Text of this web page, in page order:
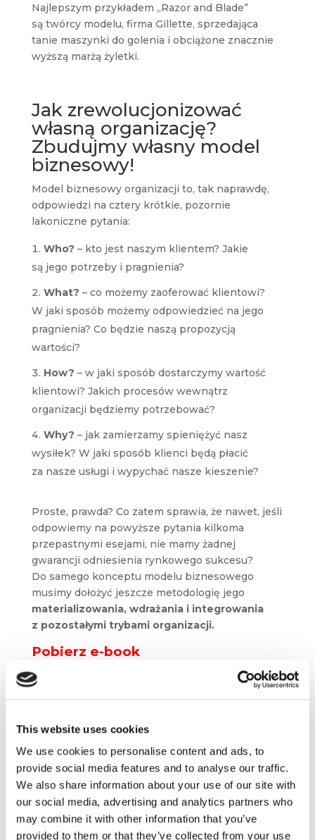
This website uses cookies
We use cookies to personalise content and ads, to
provide social media features and to analyse our traffic.
We also share information about your use of our site with
our social media, advertising and analytics partners who
may combine it with other information that you’ve
provided to them or that they’ve collected from your use
Najlepszym przykładem „Razor and Blade”
są twórcy modelu, firma Gillette, sprzedająca
tanie maszynki do golenia i obciążone znacznie
wyższą marżą żyletki.
Jak zrewolucjonizować
własną organizację?
Zbudujmy własny model
biznesowy!
Model biznesowy organizacji to, tak naprawdę,
odpowiedzi na cztery krótkie, pozornie
lakoniczne pytania:
Who? – kto jest naszym klientem? Jakie
są jego potrzeby i pragnienia?
What? – co możemy zaoferować klientowi?
W jaki sposób możemy odpowiedzieć na jego
pragnienia? Co będzie naszą propozycją
wartości?
How? – w jaki sposób dostarczymy wartość
klientowi? Jakich procesów wewnątrz
organizacji będziemy potrzebować?
Why? – jak zamierzamy spieniężyć nasz
wysiłek? W jaki sposób klienci będą płacić
za nasze usługi i wypychać nasze kieszenie?
Proste, prawda? Co zatem sprawia, że nawet, jeśli
odpowiemy na powyższe pytania kilkoma
przepastnymi esejami, nie mamy żadnej
gwarancji odniesienia rynkowego sukcesu?
Do samego konceptu modelu biznesowego
musimy dołożyć jeszcze metodologię jego
materializowania, wdrażania i integrowania
z pozostałymi trybami organizacji.
Pobierz e-book
o najskuteczniejszych modelach
biznesowych świata.
Fazy powstawania modelu
biznesowego
Jak wskazują autorzy książki „Business Model
Navigator”, proces tworzenia modelu
biznesowego wymaga zarówno inwencji
twórczej, jak i twardej metodologii. Proponują oni